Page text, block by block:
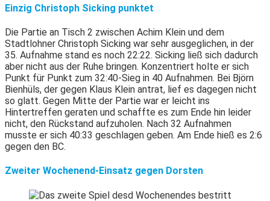
Einzig Christoph Sicking punktet
Die Partie an Tisch 2 zwischen Achim Klein und dem
Stadtlohner Christoph Sicking war sehr ausgeglichen, in der
35. Aufnahme stand es noch 22:22. Sicking ließ sich dadurch
aber nicht aus der Ruhe bringen. Konzentriert holte er sich
Punkt für Punkt zum 32:40-Sieg in 40 Aufnahmen. Bei Björn
Bienhüls, der gegen Klaus Klein antrat, lief es dagegen nicht
so glatt. Gegen Mitte der Partie war er leicht ins
Hintertreffen geraten und schaffte es zum Ende hin leider
nicht, den Rückstand aufzuholen. Nach 32 Aufnahmen
musste er sich 40:33 geschlagen geben. Am Ende hieß es 2:6
gegen den BC.
Zweiter Wochenend-Einsatz gegen Dorsten